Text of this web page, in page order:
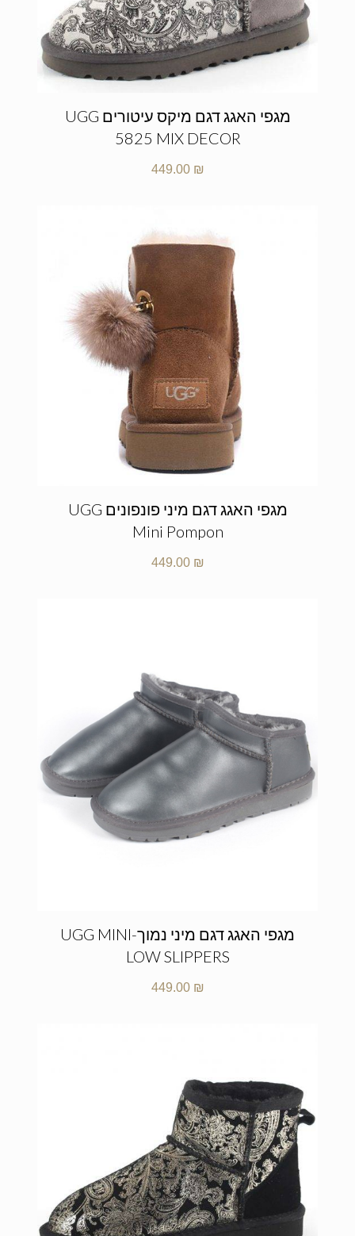
מגפי האגג דגם מיקס עיטורים UGG
5825 MIX DECOR
449.00 ₪
מגפי האגג דגם מיני פונפונים UGG
Mini Pompon
449.00 ₪
מגפי האגג דגם מיני נמוך-UGG MINI
LOW SLIPPERS
449.00 ₪